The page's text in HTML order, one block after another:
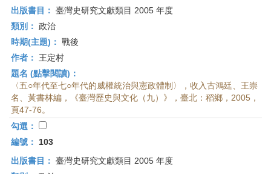
出版書目： 臺灣史研究文獻類目 2005 年度
類別： 政治
時期(主題)： 戰後
作者：
王定村
題名 (點擊閱讀)：
〈五○年代至七○年代的威權統治與憲政體制〉，收入古鴻廷、王崇
名、黃書林編，《臺灣歷史與文化（九）》，臺北：稻鄉，2005，
頁47-76。
勾選：
編號：
103
出版書目： 臺灣史研究文獻類目 2005 年度